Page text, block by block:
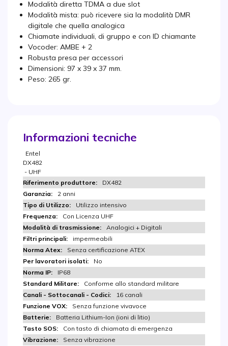
Modalità diretta TDMA a due slot
Modalità mista: può ricevere sia la modalità DMR
digitale che quella analogica
Chiamate individuali, di gruppo e con ID chiamante
Vocoder: AMBE + 2
Robusta presa per accessori
Dimensioni: 97 x 39 x 37 mm.
Peso: 265 gr.
Informazioni tecniche
Entel
DX482
- UHF
DX482
2 anni
Utilizzo intensivo
Con Licenza UHF
Analogici + Digitali
impermeabili
Senza certificazione ATEX
No
IP68
Conforme allo standard militare
16 canali
Senza funzione vivavoce
Batteria Lithium-Ion (ioni di litio)
Con tasto di chiamata di emergenza
Senza vibrazione